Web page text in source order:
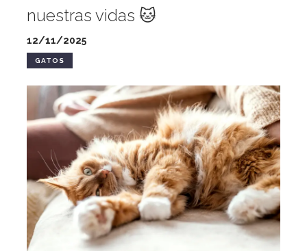
nuestras vidas 🐱
12/11/2025
GATOS